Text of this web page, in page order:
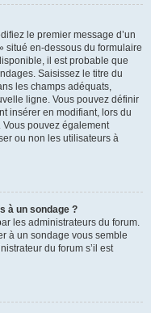
le premier message d’un
situé en-dessous du formulaire
il est probable que
Saisissez le titre du
les champs adéquats,
ligne. Vous pouvez définir
insérer en modifiant, lors du
pouvez également
ou non les utilisateurs à
à un sondage ?
les administrateurs du forum.
à un sondage vous semble
du forum s’il est